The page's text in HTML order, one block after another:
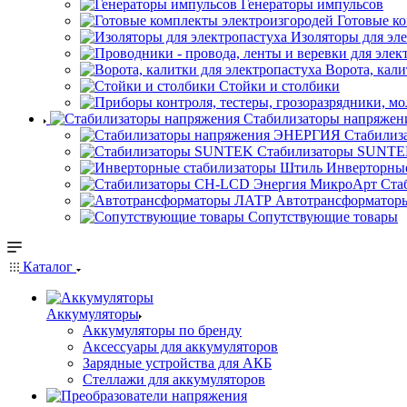
Генераторы импульсов
Готовые
Изоляторы для
Ворота,
Стойки и столбики
Стабилизаторы
Стабилизаторы
Сопутствующие товары
Каталог
Аккумуляторы
Аккумуляторы по бренду
Аксессуары для аккумуляторов
Зарядные устройства для АКБ
Стеллажи для аккумуляторов